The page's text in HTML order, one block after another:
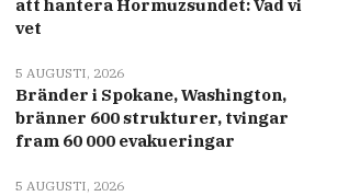
att hantera Hormuzsundet: Vad vi
vet
5 AUGUSTI, 2026
Bränder i Spokane, Washington,
bränner 600 strukturer, tvingar
fram 60 000 evakueringar
5 AUGUSTI, 2026